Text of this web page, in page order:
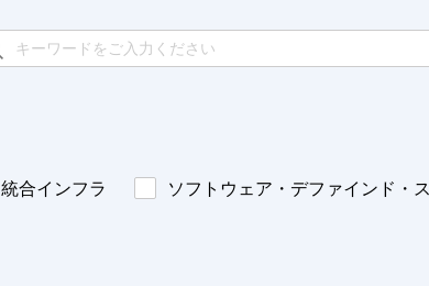
統合インフラ ソフトウェア・デファインド・